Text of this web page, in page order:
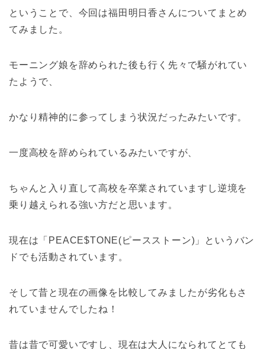
ということで、今回は福田明日香さんについてまとめ
てみました。
モーニング娘を辞められた後も行く先々で騒がれてい
たようで、
かなり精神的に参ってしまう状況だったみたいです。
一度高校を辞められているみたいですが、
ちゃんと入り直して高校を卒業されていますし逆境を
乗り越えられる強い方だと思います。
現在は「PEACE$TONE(ピースストーン)」というバン
ドでも活動されています。
そして昔と現在の画像を比較してみましたが劣化もさ
れていませんでしたね！
昔は昔で可愛いですし、現在は大人になられてとても